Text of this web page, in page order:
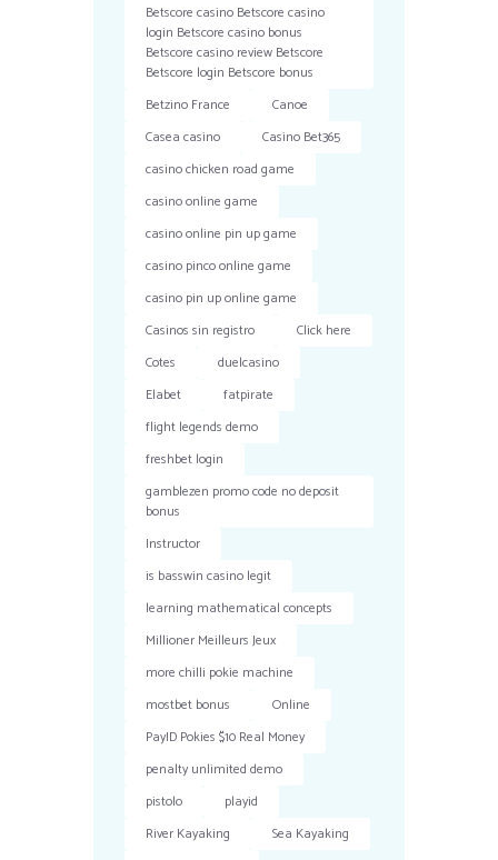
Betscore casino Betscore casino
login Betscore casino bonus
Betscore casino review Betscore
Betscore login Betscore bonus
Betzino France
Canoe
Casea casino
Casino Bet365
casino chicken road game
casino online game
casino online pin up game
casino pinco online game
casino pin up online game
Casinos sin registro
Click here
Cotes
duelcasino
Elabet
fatpirate
flight legends demo
freshbet login
gamblezen promo code no deposit
bonus
Instructor
is basswin casino legit
learning mathematical concepts
Millioner Meilleurs Jeux
more chilli pokie machine
mostbet bonus
Online
PayID Pokies $10 Real Money
penalty unlimited demo
pistolo
playid
River Kayaking
Sea Kayaking